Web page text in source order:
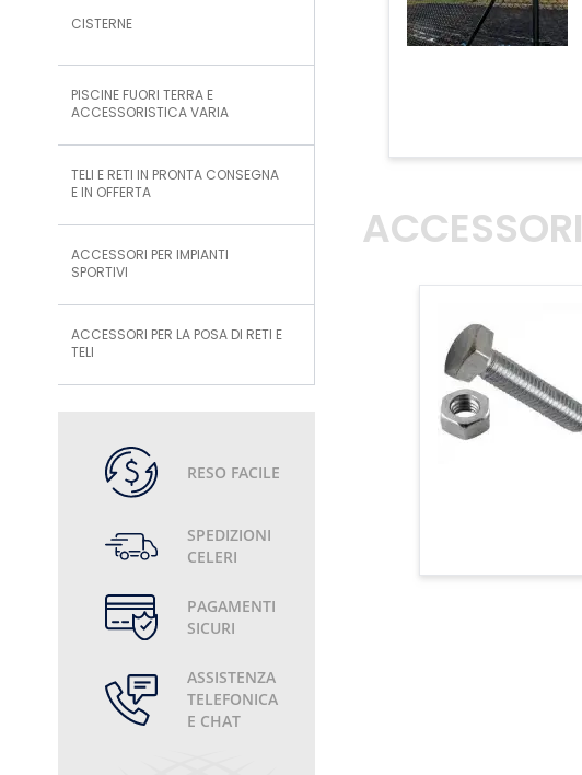
CISTERNE
PISCINE FUORI TERRA E
ACCESSORISTICA VARIA
TELI E RETI IN PRONTA CONSEGNA
E IN OFFERTA
ACCESSORI PER IMPIANTI
SPORTIVI
ACCESSORI PER LA POSA DI RETI E
TELI
RESO FACILE
SPEDIZIONI
CELERI
PAGAMENTI
SICURI
ASSISTENZA
TELEFONICA
E CHAT
ACCESSORI